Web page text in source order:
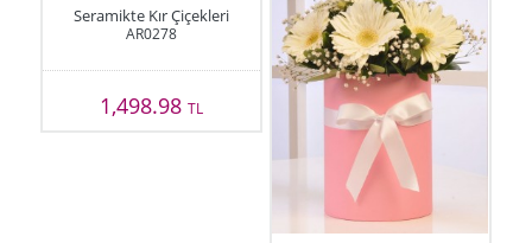
Seramikte Kır Çiçekleri
AR0278
1,498.98TL